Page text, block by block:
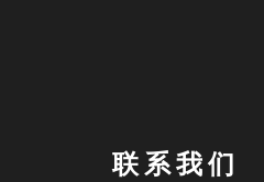
联系我们